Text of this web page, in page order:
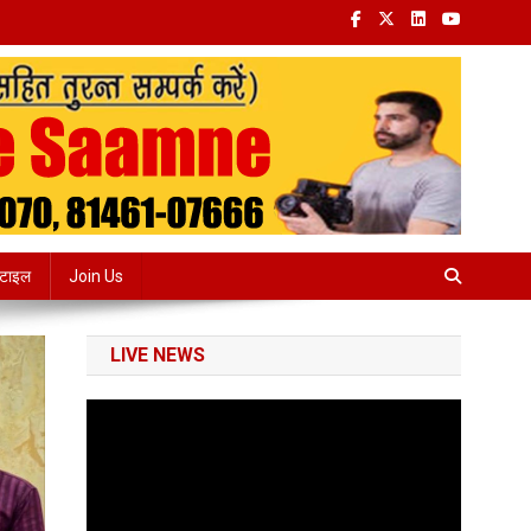
Join Us
LIVE NEWS